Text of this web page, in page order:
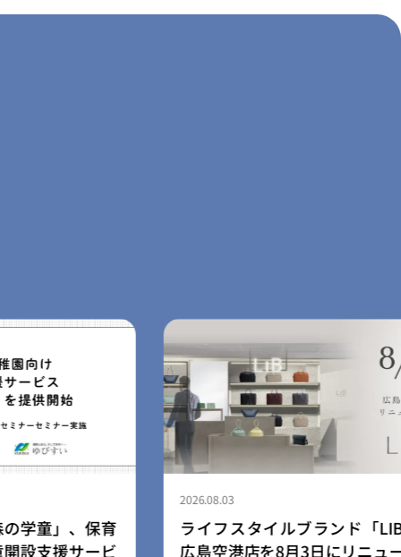
保育
ービ
ライフスタイルブランド「LIB」、
広島空港店を8月3日にリニューアル